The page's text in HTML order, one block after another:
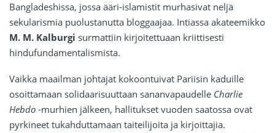
Bangladeshissa, jossa ääri-islamistit murhasivat neljä
sekularismia puolustanutta bloggaajaa. Intiassa akateemikko
M. M. Kalburgi surmattiin kirjoitettuaan kriittisesti
hindufundamentalismista.
Vaikka maailman johtajat kokoontuivat Pariisin kaduille
osoittamaan solidaarisuuttaan sananvapaudelle Charlie
Hebdo -murhien jälkeen, hallitukset vuoden saatossa ovat
pyrkineet tukahduttamaan taiteilijoita ja kirjoittajia.